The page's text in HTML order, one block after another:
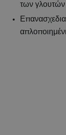
των γλουτών